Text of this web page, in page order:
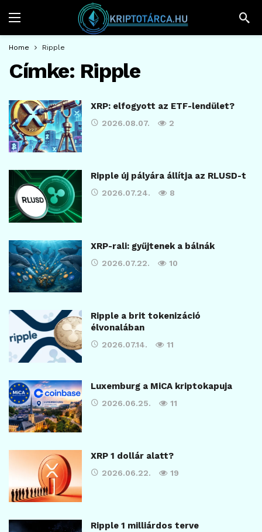
Home Ripple
Címke: Ripple
XRP: elfogyott az ETF-lendület?
2026.08.07. 2
Ripple új pályára állítja az RLUSD-t
2026.07.24. 8
XRP-rali: gyűjtenek a bálnák
2026.07.22. 10
Ripple a brit tokenizáció
élvonalában
2026.07.14. 11
Luxemburg a MiCA kriptokapuja
2026.06.25. 11
XRP 1 dollár alatt?
2026.06.22. 19
Ripple 1 milliárdos terve